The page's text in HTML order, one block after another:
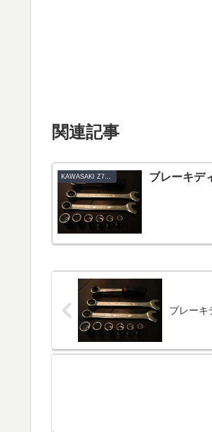
関連記事
KAWASAKI Z750TWIN-B1_1978 ブレーキデ
ブレーキ